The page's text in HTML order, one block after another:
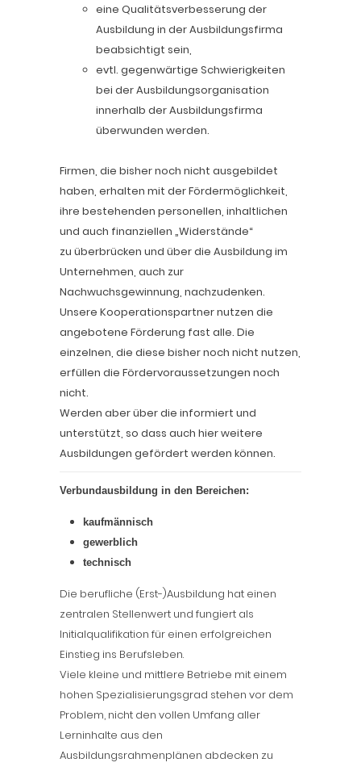
eine Qualitätsverbesserung der
Ausbildung in der Ausbildungsfirma
beabsichtigt sein,
evtl. gegenwärtige Schwierigkeiten
bei der Ausbildungsorganisation
innerhalb der Ausbildungsfirma
überwunden werden.
Firmen, die bisher noch nicht ausgebildet
haben, erhalten mit der Fördermöglichkeit,
ihre bestehenden personellen, inhaltlichen
und auch finanziellen „Widerstände“
zu überbrücken und über die Ausbildung im
Unternehmen, auch zur
Nachwuchsgewinnung, nachzudenken.
Unsere Kooperationspartner nutzen die
angebotene Förderung fast alle. Die
einzelnen, die diese bisher noch nicht nutzen,
erfüllen die Fördervoraussetzungen noch
nicht.
Werden aber über die informiert und
unterstützt, so dass auch hier weitere
Ausbildungen gefördert werden können.
Verbundausbildung in den Bereichen:
kaufmännisch
gewerblich
technisch
Die berufliche (Erst-)Ausbildung hat einen
zentralen Stellenwert und fungiert als
Initialqualifikation für einen erfolgreichen
Einstieg ins Berufsleben.
Viele kleine und mittlere Betriebe mit einem
hohen Spezialisierungsgrad stehen vor dem
Problem, nicht den vollen Umfang aller
Lerninhalte aus den
Ausbildungsrahmenplänen abdecken zu